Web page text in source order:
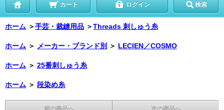
カート ログイン 検索
ホーム ＞手芸・裁縫用品 ＞Threads 刺しゅう糸
ホーム ＞ メーカー・ブランド別 ＞ LECIEN／COSMO
ホーム ＞ 25番刺しゅう糸
ホーム ＞ 段染め糸
前の商品へ 次の商品へ